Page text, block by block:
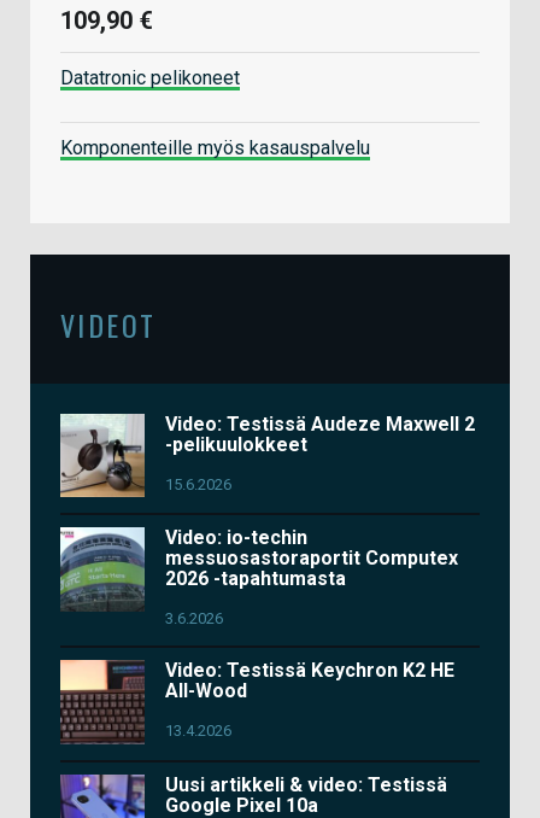
109,90 €
Datatronic pelikoneet
Komponenteille myös kasauspalvelu
VIDEOT
Video: Testissä Audeze Maxwell 2
-pelikuulokkeet
15.6.2026
Video: io-techin
messuosastoraportit Computex
2026 -tapahtumasta
3.6.2026
Video: Testissä Keychron K2 HE
All-Wood
13.4.2026
Uusi artikkeli & video: Testissä
Google Pixel 10a